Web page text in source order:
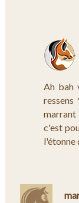
Ah bah
ressens
c'est
l'étonne